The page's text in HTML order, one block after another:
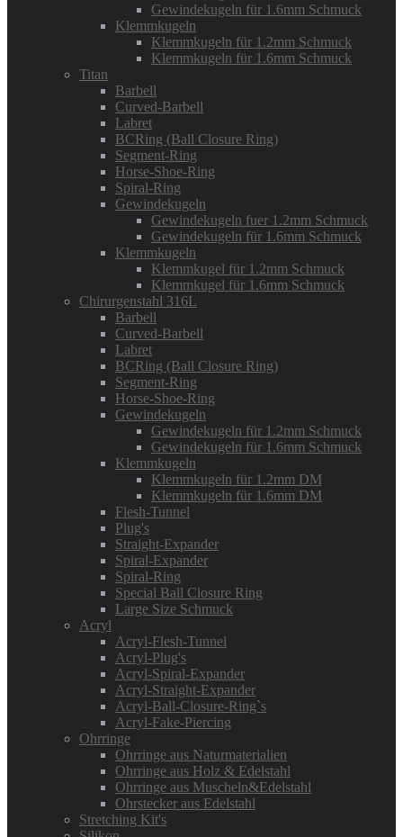
Gewindekugeln für 1.6mm Schmuck
Klemmkugeln
Klemmkugeln für 1.2mm Schmuck
Klemmkugeln für 1.6mm Schmuck
Titan
Barbell
Curved-Barbell
Labret
BCRing (Ball Closure Ring)
Segment-Ring
Horse-Shoe-Ring
Spiral-Ring
Gewindekugeln
Gewindekugeln fuer 1.2mm Schmuck
Gewindekugeln für 1.6mm Schmuck
Klemmkugeln
Klemmkugel für 1.2mm Schmuck
Klemmkugel für 1.6mm Schmuck
Chirurgenstahl 316L
Barbell
Curved-Barbell
Labret
BCRing (Ball Closure Ring)
Segment-Ring
Horse-Shoe-Ring
Gewindekugeln
Gewindekugeln für 1.2mm Schmuck
Gewindekugeln für 1.6mm Schmuck
Klemmkugeln
Klemmkugeln für 1.2mm DM
Klemmkugeln für 1.6mm DM
Flesh-Tunnel
Plug's
Straight-Expander
Spiral-Expander
Spiral-Ring
Special Ball Closure Ring
Large Size Schmuck
Acryl
Acryl-Flesh-Tunnel
Acryl-Plug's
Acryl-Spiral-Expander
Acryl-Straight-Expander
Acryl-Ball-Closure-Ring`s
Acryl-Fake-Piercing
Ohrringe
Ohrringe aus Naturmaterialien
Ohrringe aus Holz & Edelstahl
Ohrringe aus Muscheln&Edelstahl
Ohrstecker aus Edelstahl
Stretching Kit's